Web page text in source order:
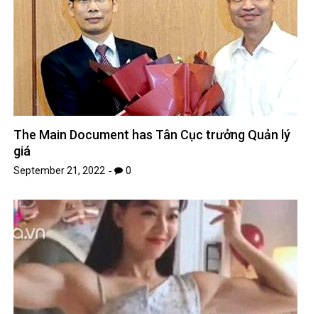
The Main Document has Tân Cục trưởng Quản lý
giá
September 21, 2022 0